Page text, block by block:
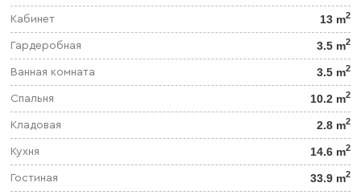
Кабинет 13 m2
Гардеробная 3.5 m2
Ванная комната 3.5 m2
Спальня 10.2 m2
Кладовая 2.8 m2
Кухня 14.6 m2
Гостиная 33.9 m2